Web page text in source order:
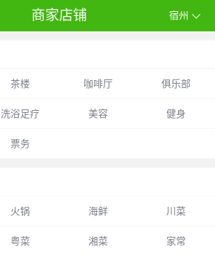
宿州
商家店铺
茶楼 咖啡厅 俱乐部
洗浴足疗 美容 健身
票务
火锅 海鲜 川菜
粤菜 湘菜 家常